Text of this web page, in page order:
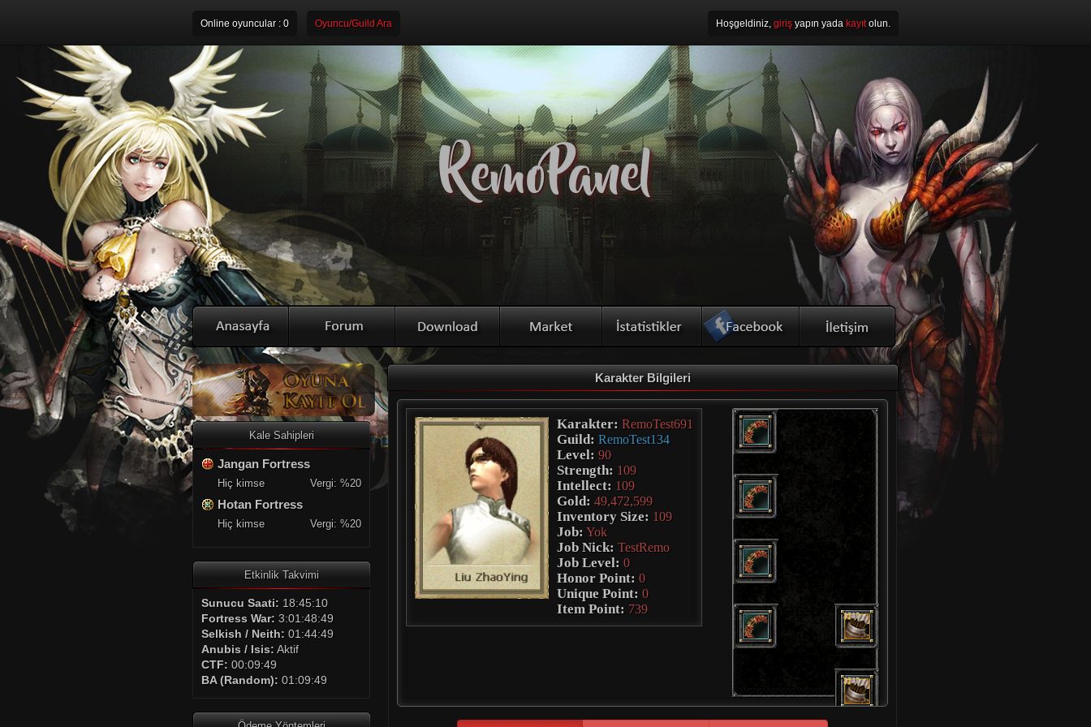
Online oyuncular : 0 Oyuncu/Guild Ara Hoşgeldiniz, giriş yapın yada kayıtolun.
RemoPanel
Kale Sahipleri
Jangan Fortress
Hiç kimse Vergi: %20
Hotan Fortress
Hiç kimse Vergi: %20
Etkinlik Takvimi
Sunucu Saati: 18:45:11
Fortress War: 3:01:48:48
Selkish / Neith: 01:44:48
Anubis / Isis: Aktif
CTF: 00:09:48
BA (Random): 01:09:48
Karakter Bilgileri
Karakter: RemoTest691
Guild: RemoTest134
Level: 90
Strength: 109
Intellect: 109
Gold: 49,472,599
Inventory Size: 109
Job: Yok
Job Nick: TestRemo
Job Level: 0
Honor Point: 0
Unique Point: 0
Item Point: 739 3787
3787